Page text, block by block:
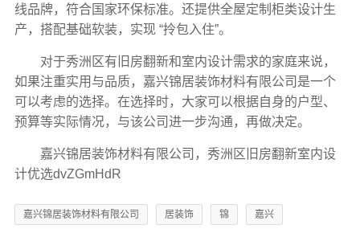
线品牌，符合国家环保标准。还提供全屋定制柜类设计生
产，搭配基础软装，实现 “拎包入住”。
对于秀洲区有旧房翻新和室内设计需求的家庭来说，
如果注重实用与品质，嘉兴锦居装饰材料有限公司是一个
可以考虑的选择。在选择时，大家可以根据自身的户型、
预算等实际情况，与该公司进一步沟通，再做决定。
嘉兴锦居装饰材料有限公司，秀洲区旧房翻新室内设
计优选dvZGmHdR
嘉兴锦居装饰材料有限公司 居装饰 锦 嘉兴